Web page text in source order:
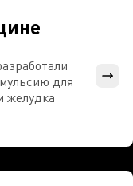
для
желудка